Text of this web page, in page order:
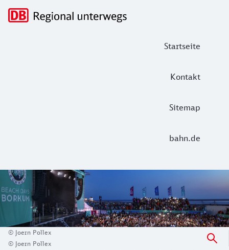
Startseite
Kontakt
Sitemap
bahn.de
Hauptnavigation
Beach Days Borkum 2026
Erleben Sie Sommer, Sonne und Strand treffen auf Sport,
© Joern Pollex
© Joern Pollex